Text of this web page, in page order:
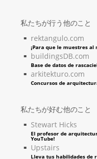
私たちが行う他のこと
rektangulo.com
¡Para que le muestres
buildingsDB.com
Base de datos de
arkitekturo.com
Concursos de
私たちが好む他のこと
Stewart Hicks
El profesor de
YouTube!
Upstairs
Lleva tus habilidades de